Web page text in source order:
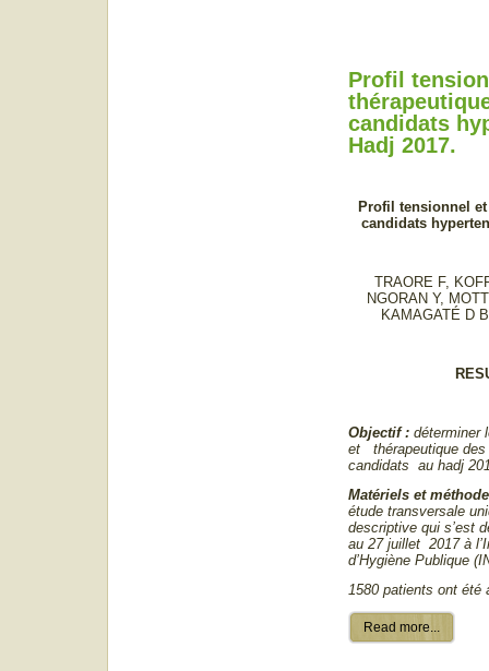
Profil
candidats
Hadj 2017.
Profil tensionnel
candidats
TRAORE F,
NGORAN Y,
KAMAGATÉ D
Objectif : déterminer
et thérapeutique des
candidats au hadj
Matériels et
étude transversale
descriptive qui s’est
au 27 juillet 2017 à
d’Hygiène Publique
1580 patients ont été
Read more...